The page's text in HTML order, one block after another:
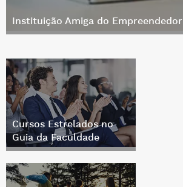
Instituição Amiga do Empreendedor
Cursos Estrelados no
Guia da Faculdade